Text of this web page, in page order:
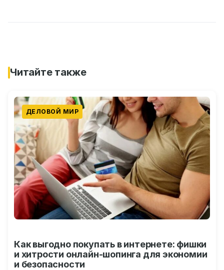
Читайте также
ДЕЛОВОЙ МИР
Как выгодно покупать в интернете: фишки
и хитрости онлайн-шопинга для экономии
и безопасности